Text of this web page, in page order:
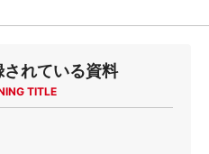
れている資料
TITLE